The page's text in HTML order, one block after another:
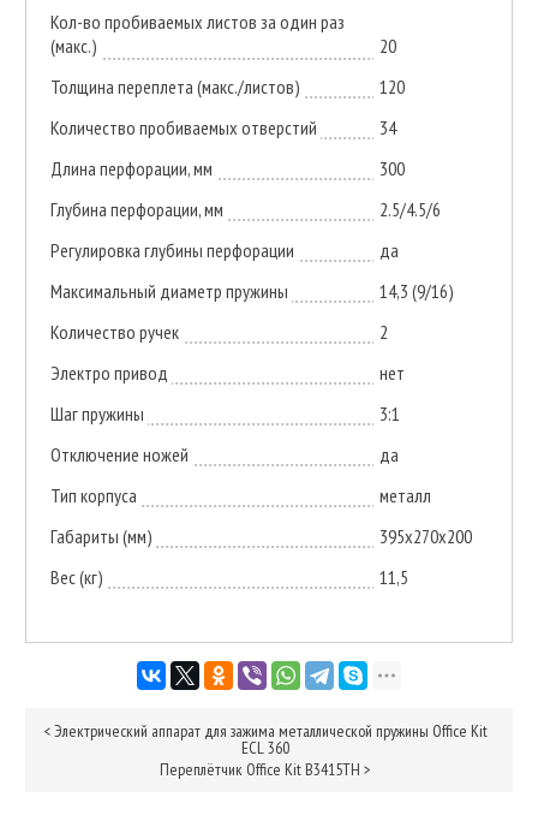
Кол-во пробиваемых листов за один раз
(макс.)
20
Толщина переплета (макс./листов)
120
Количество пробиваемых отверстий
34
Длина перфорации, мм
300
Глубина перфорации, мм
2.5/4.5/6
Регулировка глубины перфорации
да
Максимальный диаметр пружины
14,3 (9/16)
Количество ручек
2
Электро привод
нет
Шаг пружины
3:1
Отключение ножей
да
Тип корпуса
металл
Габариты (мм)
395х270х200
Вес (кг)
11,5
<Электрический аппарат для зажима металлической пружины Office Kit
ECL 360
Переплётчик Office Kit B3415TH >